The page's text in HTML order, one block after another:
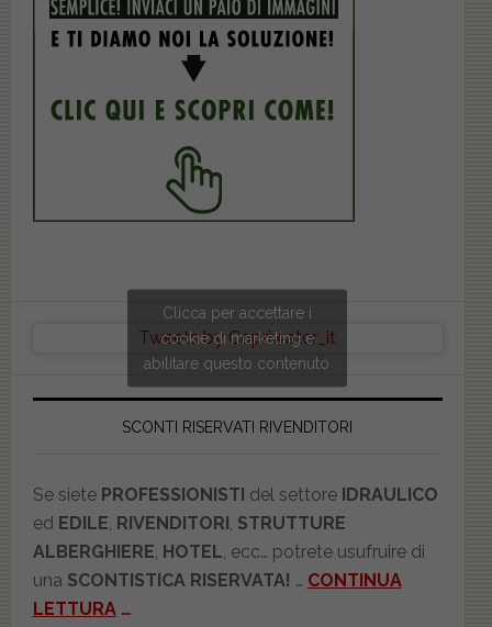
Tweets by Copriwater_it
Clicca per accettare i
cookie di marketing e
abilitare questo contenuto
SCONTI RISERVATI RIVENDITORI
Se siete PROFESSIONISTI del settore IDRAULICO
ed EDILE RIVENDITORI STRUTTURE
ALBERGHIERE HOTEL , ecc… potrete usufruire di
una SCONTISTICA RISERVATA! … CONTINUA
LETTURA …